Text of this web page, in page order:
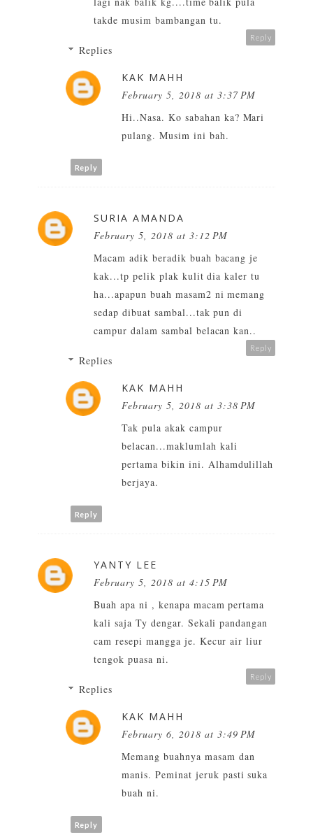
takde musim bambangan tu.
Reply
Replies
KAK MAHH
February 5, 2018 at 3:37 PM
Hi..Nasa. Ko sabahan ka? Mari
pulang. Musim ini bah.
Reply
SURIA AMANDA
February 5, 2018 at 3:12 PM
Macam adik beradik buah bacang je
kak...tp pelik plak kulit dia kaler tu
ha...apapun buah masam2 ni memang
sedap dibuat sambal...tak pun di
campur dalam sambal belacan kan..
Reply
Replies
KAK MAHH
February 5, 2018 at 3:38 PM
Tak pula akak campur
belacan...maklumlah kali
pertama bikin ini. Alhamdulillah
berjaya.
Reply
YANTY LEE
February 5, 2018 at 4:15 PM
Buah apa ni , kenapa macam pertama
kali saja Ty dengar. Sekali pandangan
cam resepi mangga je. Kecur air liur
tengok puasa ni.
Reply
Replies
KAK MAHH
February 6, 2018 at 3:49 PM
Memang buahnya masam dan
manis. Peminat jeruk pasti suka
buah ni.
Reply